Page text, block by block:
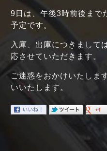
9日は、午後3時前後まで
予定です。
入庫、出庫につきまして
応させていただきます。
ご迷惑をおかけいたしま
いいたします。